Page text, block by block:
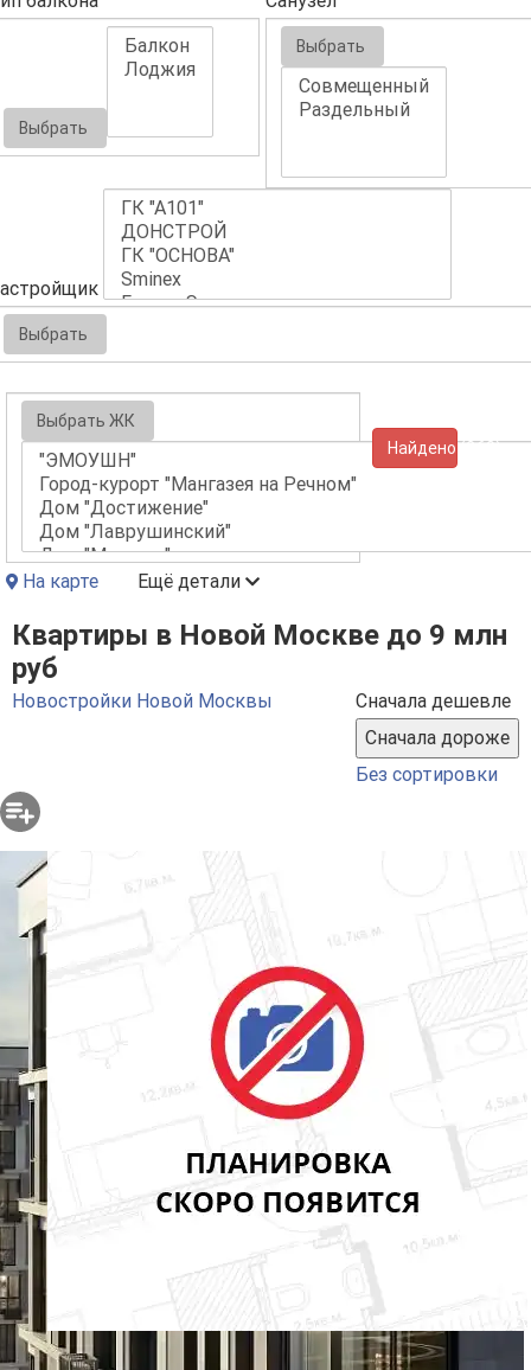
Выбрать
Выбрать
Выбрать
Выбрать ЖК
Найдено (260)
На карте Ещё детали
Квартиры в Новой Москве до 9 млн
руб
Новостройки Новой Москвы Сначала дешевле
Без сортировки